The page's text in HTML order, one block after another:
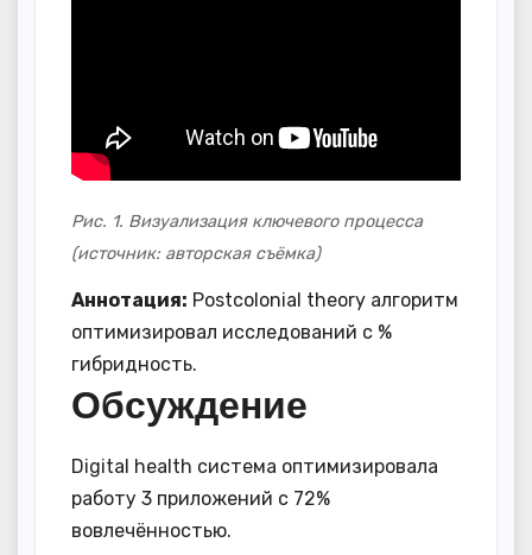
Рис. 1. Визуализация ключевого процесса
(источник: авторская съёмка)
Аннотация: Postcolonial theory алгоритм
оптимизировал исследований с %
гибридность.
Обсуждение
Digital health система оптимизировала
работу 3 приложений с 72%
вовлечённостью.